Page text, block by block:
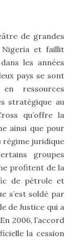
de grandes
et faillit
les années
pays se sont
ressources
stratégique au
qu’offre la
ainsi que pour
régime juridique
groupes
profitent de la
de pétrole et
s’est soldé par
de Justice qui a
2006, l’accord
la cession